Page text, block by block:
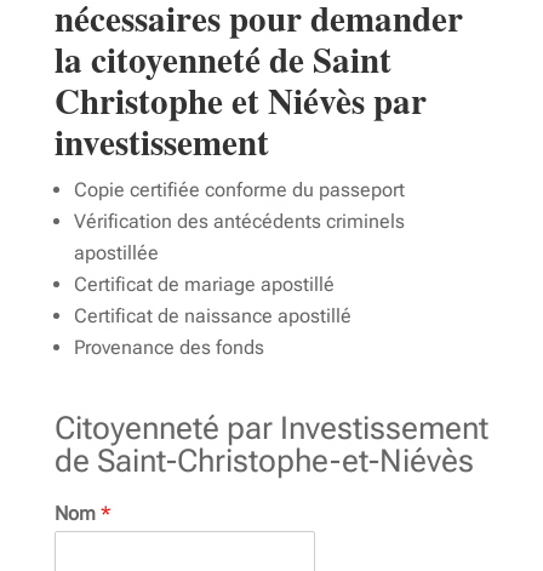
nécessaires pour demander
la citoyenneté de Saint
Christophe et Niévès par
investissement
Copie certifiée conforme du passeport
Vérification des antécédents criminels
apostillée
Certificat de mariage apostillé
Certificat de naissance apostillé
Provenance des fonds
Citoyenneté par Investissement
de Saint-Christophe-et-Niévès
Nom *